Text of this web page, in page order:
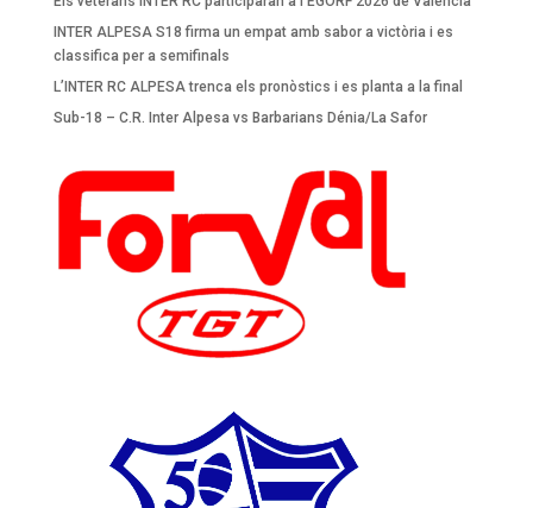
INTER ALPESA S18 firma un empat amb sabor a victòria i es
classifica per a semifinals
L’INTER RC ALPESA trenca els pronòstics i es planta a la final
Sub-18 – C.R. Inter Alpesa vs Barbarians Dénia/La Safor